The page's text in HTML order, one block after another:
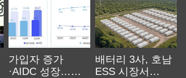
가입자 증가
·AIDC 성장…
배터리 3사, 호남
ESS 시장서